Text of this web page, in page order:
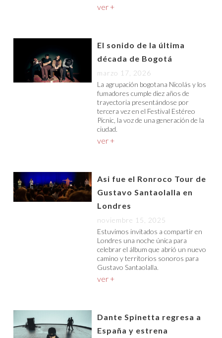
ver +
El sonido de la última
década de Bogotá
marzo 17, 2026
La agrupación bogotana Nicolás y los
fumadores cumple diez años de
trayectoria presentándose por
tercera vez en el Festival Estéreo
Picnic, la voz de una generación de la
ciudad.
ver +
Asi fue el Ronroco Tour de
Gustavo Santaolalla en
Londres
noviembre 15, 2025
Estuvimos invitados a compartir en
Londres una noche única para
celebrar el álbum que abrió un nuevo
camino y territorios sonoros para
Gustavo Santaolalla.
ver +
Dante Spinetta regresa a
España y estrena